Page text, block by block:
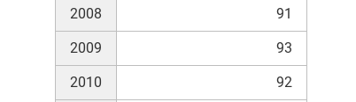
2008 91
2009 93
2010 92